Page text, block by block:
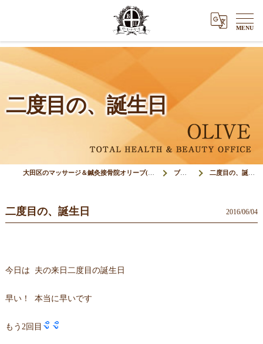
二度目の、誕生日
大田区のマッサージ＆鍼灸接骨院オリーブ(Olive) ブログ 二度目の、誕生日
二度目の、誕生日 2016/06/04
今日は 夫の来日二度目の誕生日
早い！ 本当に早いです
もう2回目